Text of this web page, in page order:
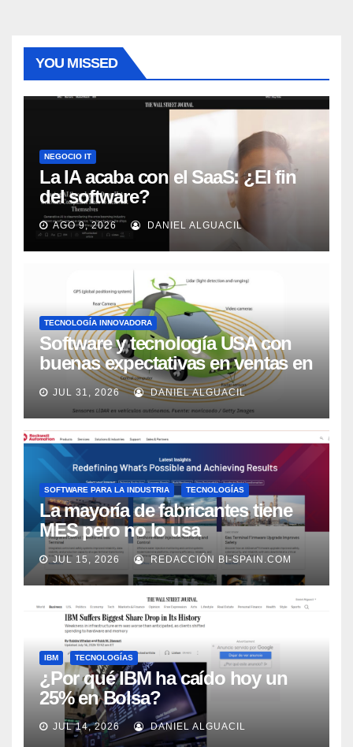
YOU MISSED
NEGOCIO IT
La IA acaba con el SaaS: ¿El fin
del software?
AGO 9, 2026 DANIEL ALGUACIL
TECNOLOGÍA INNOVADORA
Software y tecnología USA con
buenas expectativas en ventas en
los próximos 2 años, según
Market Watch
JUL 31, 2026 DANIEL ALGUACIL
SOFTWARE PARA LA INDUSTRIA TECNOLOGÍAS
La mayoría de fabricantes tiene
MES pero no lo usa
adecuadamente, según Rockwell
Automation
JUL 15, 2026 REDACCIÓN BI-SPAIN.COM
IBM TECNOLOGÍAS
¿Por qué IBM ha caído hoy un
25% en Bolsa?
JUL 14, 2026 DANIEL ALGUACIL